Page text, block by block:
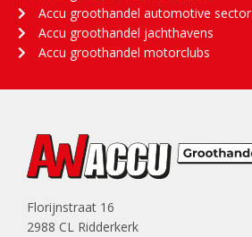
Accu groothandel automotive sector
Accu groothandel jachthavens
Accu groothandel motorclubs
Florijnstraat 16
2988 CL Ridderkerk